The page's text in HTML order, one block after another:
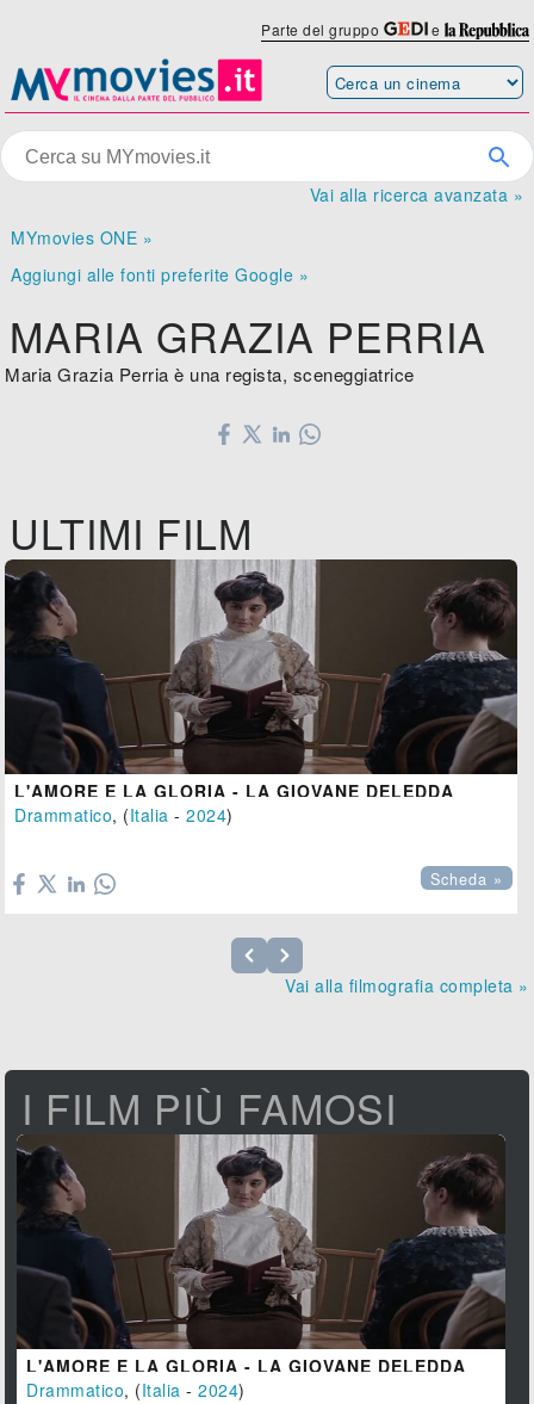
Parte del gruppo e
Vai alla ricerca avanzata »
MYmovies ONE »
Aggiungi alle fonti preferite Google »
MARIA GRAZIA PERRIA
Maria Grazia Perria è una regista, sceneggiatrice
ULTIMI FILM
L'AMORE E LA GLORIA - LA GIOVANE DELEDDA
Drammatico, (Italia -2024)
Scheda »
Vai alla filmografia completa »
I FILM PIÙ FAMOSI
L'AMORE E LA GLORIA - LA GIOVANE DELEDDA
Drammatico, (Italia -2024)